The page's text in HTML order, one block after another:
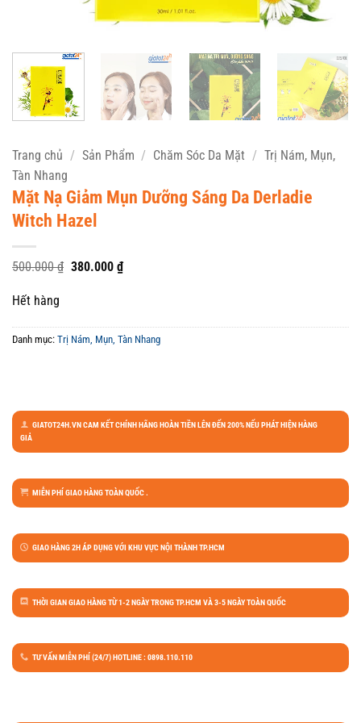
Trang chủ / Sản Phẩm / Chăm Sóc Da Mặt / Trị Nám, Mụn,
Tàn Nhang
Mặt Nạ Giảm Mụn Dưỡng Sáng Da Derladie
Witch Hazel
500.000₫ Giá
380.000 ₫Giá
hiện
Hết hàng
Danh mục: Trị Nám, Mụn, Tàn Nhang
GIATOT24H.VN CAM KẾT CHÍNH HÃNG HOÀN TIỀN LÊN ĐẾN 200% NẾU PHÁT HIỆN HÀNG
GIẢ
MIỄN PHÍ GIAO HÀNG TOÀN QUỐC .
GIAO HÀNG 2H ÁP DỤNG VỚI KHU VỰC NỘI THÀNH TP.HCM
THỜI GIAN GIAO HÀNG TỪ 1-2 NGÀY TRONG TP.HCM VÀ 3-5 NGÀY TOÀN QUỐC
TƯ VẤN MIỄN PHÍ (24/7) HOTLINE : 0898.110.110